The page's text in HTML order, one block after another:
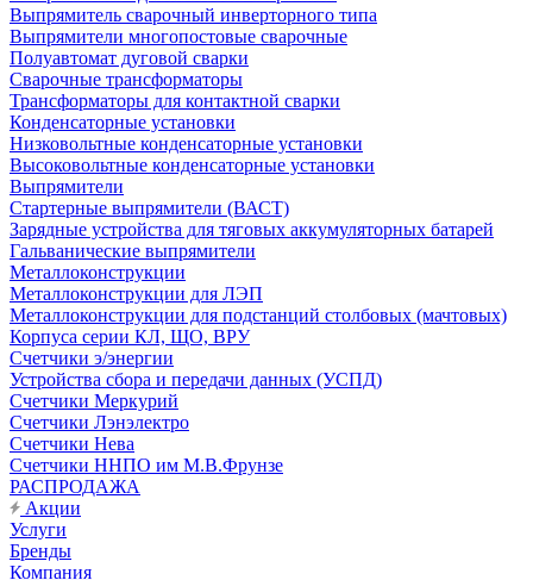
Выпрямитель сварочный инверторного типа
Выпрямители многопостовые сварочные
Полуавтомат дуговой сварки
Сварочные трансформаторы
Трансформаторы для контактной сварки
Конденсаторные установки
Низковольтные конденсаторные установки
Высоковольтные конденсаторные установки
Выпрямители
Стартерные выпрямители (ВАСТ)
Зарядные устройства для тяговых аккумуляторных батарей
Гальванические выпрямители
Металлоконструкции
Металлоконструкции для ЛЭП
Металлоконструкции для подстанций столбовых (мачтовых)
Корпуса серии КЛ, ЩО, ВРУ
Счетчики э/энергии
Устройства сбора и передачи данных (УСПД)
Счетчики Меркурий
Счетчики Лэнэлектро
Счетчики Нева
Счетчики ННПО им М.В.Фрунзе
РАСПРОДАЖА
Акции
Услуги
Бренды
Компания